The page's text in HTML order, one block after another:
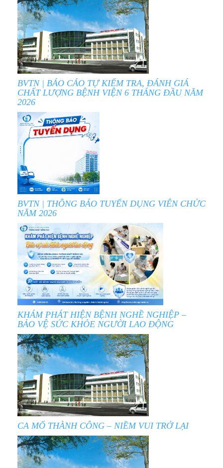
BVTN | BÁO CÁO TỰ KIỂM TRA, ĐÁNH GIÁ
CHẤT LƯỢNG BỆNH VIỆN 6 THÁNG ĐẦU NĂM
2026
BVTN | THÔNG BÁO TUYỂN DỤNG VIÊN CHỨC
NĂM 2026
KHÁM PHÁT HIỆN BỆNH NGHỀ NGHIỆP –
BẢO VỆ SỨC KHỎE NGƯỜI LAO ĐỘNG
CA MỔ THÀNH CÔNG – NIỀM VUI TRỞ LẠI